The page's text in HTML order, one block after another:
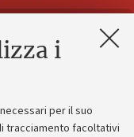
i
per il suo
tracciamento facoltativi